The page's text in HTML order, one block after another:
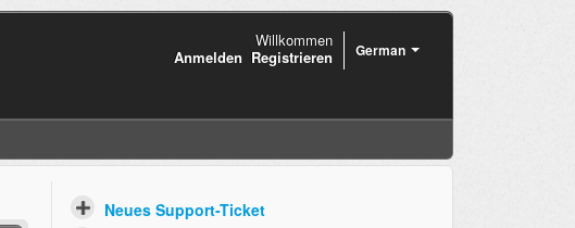
German
Willkommen
Anmelden Registrieren
Neues Support-Ticket